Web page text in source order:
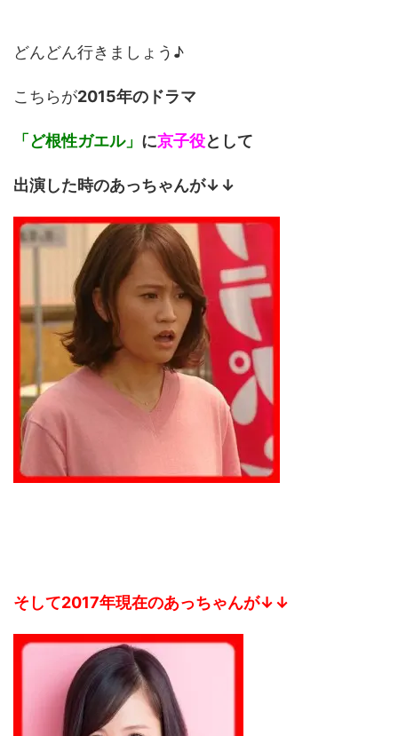
どんどん行きましょう♪
こちらが2015年のドラマ
「ど根性ガエル」 に京子役として
出演した時のあっちゃんが↓↓
そして2017年現在のあっちゃんが↓↓